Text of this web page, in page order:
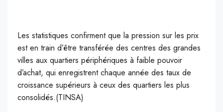
Les statistiques confirment que la pression sur les prix
est en train d’être transférée des centres des grandes
villes aux quartiers périphériques à faible pouvoir
d’achat, qui enregistrent chaque année des taux de
croissance supérieurs à ceux des quartiers les plus
consolidés.(TINSA)